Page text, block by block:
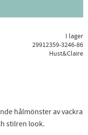
I lager
29912359-3246-86
Hust&Claire
hålmönster av vackra
stilren look.